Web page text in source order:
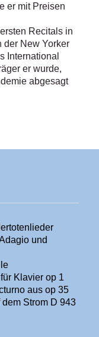
er mit Preisen
Recitals in
der New Yorker
International
er wurde,
abgesagt
und
Klavier op 1
aus op 35
Strom D 943